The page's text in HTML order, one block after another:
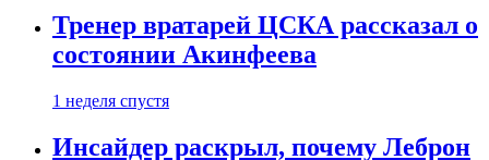
Тренер вратарей ЦСКА рассказал о
состоянии Акинфеева
1 неделя спустя
Инсайдер раскрыл, почему Леброн